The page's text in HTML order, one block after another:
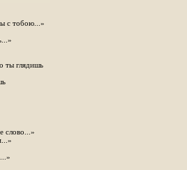
с тобою...»
ты глядишь
слово...»